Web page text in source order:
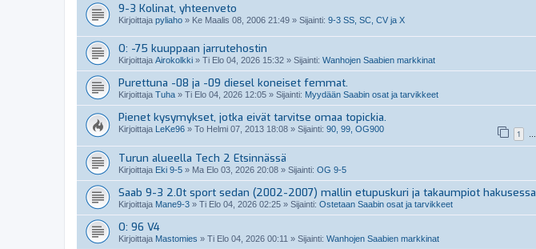
9-3 Kolinat, yhteenveto
Kirjoittaja pyliaho » Ke Maalis 08, 2006 21:49 » Sijainti: 9-3 SS, SC, CV ja X
O: -75 kuuppaan jarrutehostin
Kirjoittaja Airokolkki » Ti Elo 04, 2026 15:32 » Sijainti: Wanhojen Saabien markkinat
Purettuna -08 ja -09 diesel koneiset femmat.
Kirjoittaja Tuha » Ti Elo 04, 2026 12:05 » Sijainti: Myydään Saabin osat ja tarvikkeet
Pienet kysymykset, jotka eivät tarvitse omaa topickia.
Kirjoittaja LeKe96 » To Helmi 07, 2013 18:08 » Sijainti: 90, 99, OG900 1 …
Turun alueella Tech 2 Etsinnässä
Kirjoittaja Eki 9-5 » Ma Elo 03, 2026 20:08 » Sijainti: OG 9-5
Saab 9-3 2.0t sport sedan (2002-2007) mallin etupuskuri ja takaumpiot hakusessa
Kirjoittaja Mane9-3 » Ti Elo 04, 2026 02:25 » Sijainti: Ostetaan Saabin osat ja tarvikkeet
O: 96 V4
Kirjoittaja Mastomies » Ti Elo 04, 2026 00:11 » Sijainti: Wanhojen Saabien markkinat